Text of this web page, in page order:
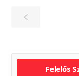
Felelős